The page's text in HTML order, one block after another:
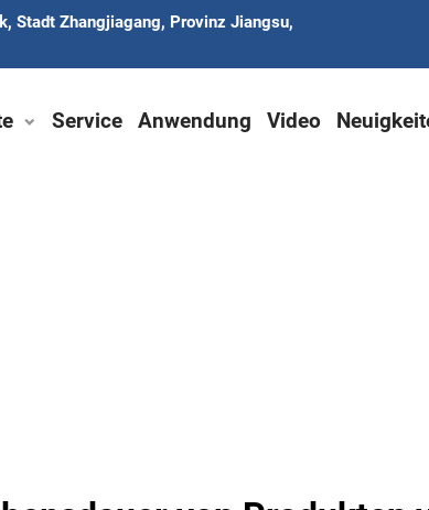
Stadt Zhangjiagang, Provinz Jiangsu,
Service Anwendung Video